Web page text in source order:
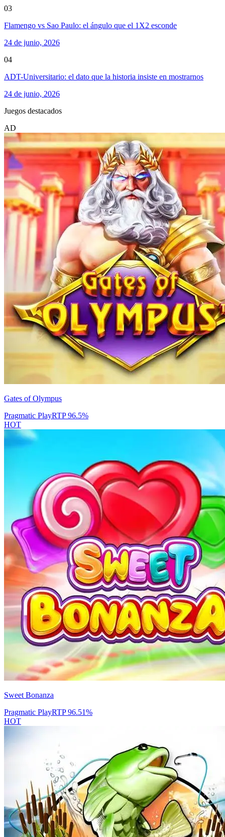
03
Flamengo vs Sao Paulo: el ángulo que el 1X2 esconde
24 de junio, 2026
04
ADT-Universitario: el dato que la historia insiste en mostrarnos
24 de junio, 2026
Juegos destacados
AD
Gates of Olympus
Pragmatic PlayRTP96.5%
HOT
Sweet Bonanza
Pragmatic PlayRTP96.51%
HOT